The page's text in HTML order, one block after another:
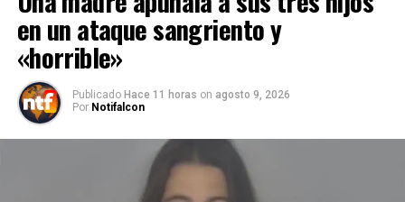
en un ataque sangriento y
«horrible»
Publicado Hace 11 horas on agosto 9, 2026
Por Notifalcon